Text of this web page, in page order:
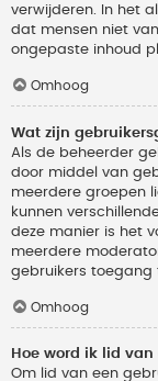
verwijderen. In het
dat mensen niet
ongepaste inhoud
Omhoog
Wat zijn
Als de beheerder
door middel van
meerdere groepen
kunnen
deze manier is het
meerdere
gebruikers toegang
Omhoog
Hoe word ik lid
Om lid van een